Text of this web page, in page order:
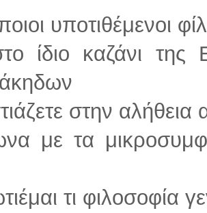
υποτιθέμενοι
ίδιο καζάνι
στην
με τα
τι φιλοσοφία